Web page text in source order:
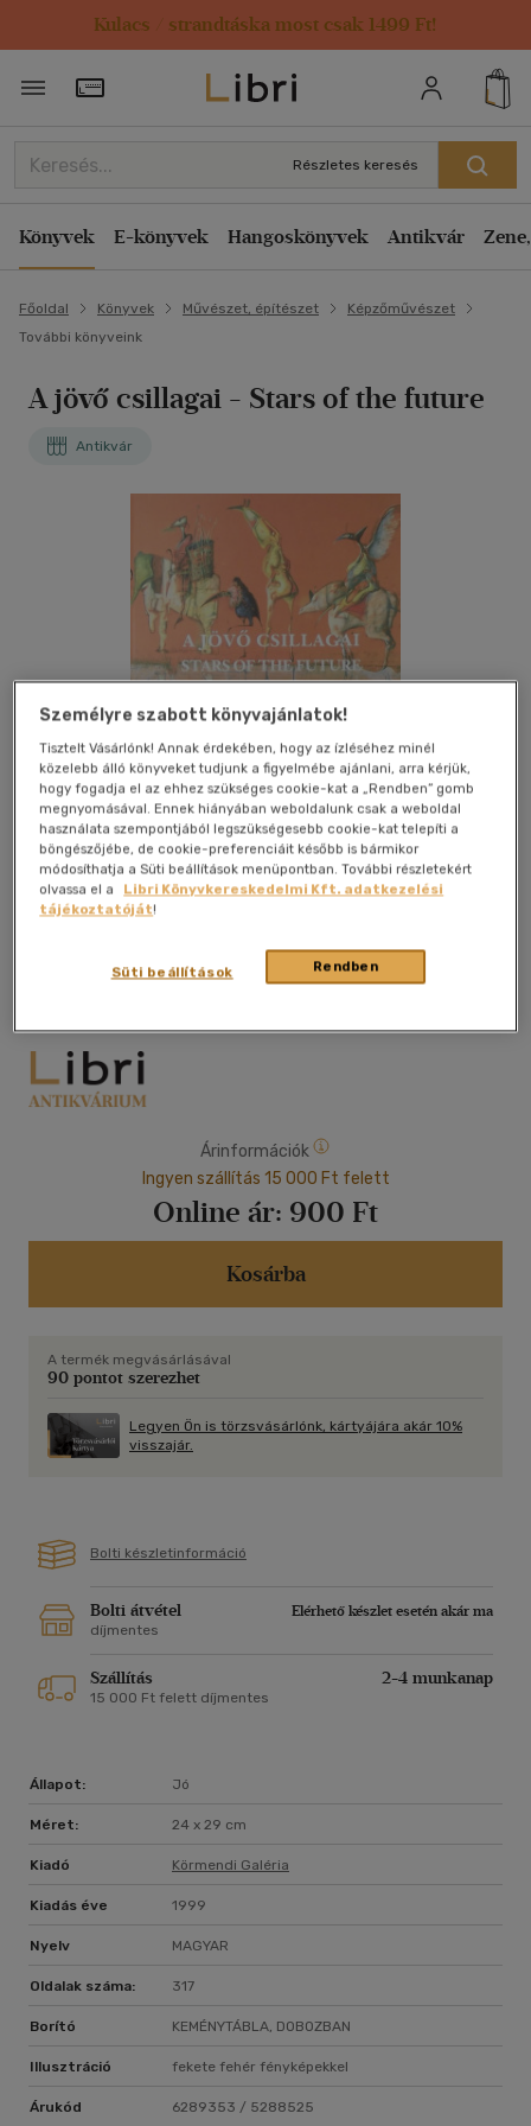
Kulacs / strandtáska most csak 1499 Ft!
Törzsvásárlói Kártya adatai
Részletes keresés
Könyvek E-könyvek Hangoskönyvek Antikvár
Főoldal Könyvek Művészet, építészet
Képzőművészet
További könyveink
A jövő csillagai - Stars of the future
Antikvár
Kívánságlistához adom Megosztom
Körmendi Galéria|1999|magyar nyelvű|keménytábla,
Árinformációk
Ingyen szállítás 15 000 Ft felett
Online ár: 900 Ft
Kosárba
A termék megvásárlásával
90 pontot szerezhet
Legyen Ön is törzsvásárlónk, kártyájára akár 10%
visszajár.
Bolti készletinformáció
Bolti átvétel
Elérhető készlet esetén akár ma
díjmentes
Szállítás 2-4 munkanap
15 000 Ft felett díjmentes
Állapot: Jó
Méret: 24 x 29 cm
Kiadó Körmendi Galéria
Kiadás éve 1999
Nyelv MAGYAR
Oldalak száma: 317
Borító KEMÉNYTÁBLA, DOBOZBAN
Illusztráció fekete fehér fényképekkel
Árukód 6289353 / 5288525
Személyre szabott könyvajánlatok!
Tisztelt Vásárlónk! Annak érdekében, hogy az ízléséhez minél
közelebb álló könyveket tudjunk a figyelmébe ajánlani, arra kérjük,
hogy fogadja el az ehhez szükséges cookie-kat a „Rendben” gomb
megnyomásával. Ennek hiányában weboldalunk csak a weboldal
használata szempontjából legszükségesebb cookie-kat telepíti a
böngészőjébe, de cookie-preferenciáit később is bármikor
módosíthatja a Süti beállítások menüpontban. További részletekért
olvassa el a
Libri Könyvkereskedelmi Kft. adatkezelési
tájékoztatóját!
Rendben
Süti beállítások